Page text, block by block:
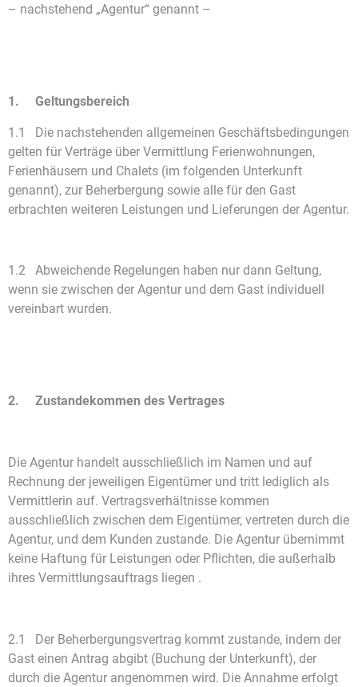
– nachstehend „Agentur“ genannt –
1. Geltungsbereich
1.1 Die nachstehenden allgemeinen Geschäftsbedingungen
gelten für Verträge über Vermittlung Ferienwohnungen,
Ferienhäusern und Chalets (im folgenden Unterkunft
genannt), zur Beherbergung sowie alle für den Gast
erbrachten weiteren Leistungen und Lieferungen der Agentur.
1.2 Abweichende Regelungen haben nur dann Geltung,
wenn sie zwischen der Agentur und dem Gast individuell
vereinbart wurden.
2. Zustandekommen des Vertrages
Die Agentur handelt ausschließlich im Namen und auf
Rechnung der jeweiligen Eigentümer und tritt lediglich als
Vermittlerin auf. Vertragsverhältnisse kommen
ausschließlich zwischen dem Eigentümer, vertreten durch die
Agentur, und dem Kunden zustande. Die Agentur übernimmt
keine Haftung für Leistungen oder Pflichten, die außerhalb
ihres Vermittlungsauftrags liegen .
2.1 Der Beherbergungsvertrag kommt zustande, indem der
Gast einen Antrag abgibt (Buchung der Unterkunft), der
durch die Agentur angenommen wird. Die Annahme erfolgt